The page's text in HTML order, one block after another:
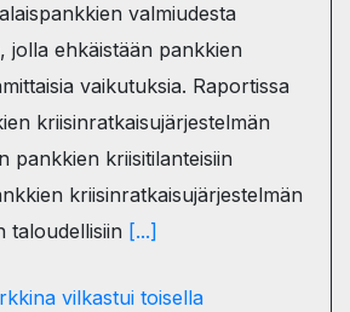
valmiudesta
jolla ehkäistään pankkien
vaikutuksia. Raportissa
kriisinratkaisujärjestelmän
pankkien kriisitilanteisiin
kriisinratkaisujärjestelmän
taloudellisiin [...]
vilkastui toisella